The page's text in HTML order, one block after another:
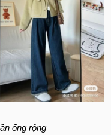
ống rộng